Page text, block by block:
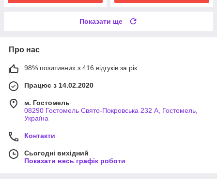
Показати ще
Про нас
98% позитивних з 416 відгуків за рік
Працює з 14.02.2020
м. Гостомель
08290 Гостомель Свято-Покровська 232 А, Гостомель,
Україна
Контакти
Сьогодні вихідний
Показати весь графік роботи